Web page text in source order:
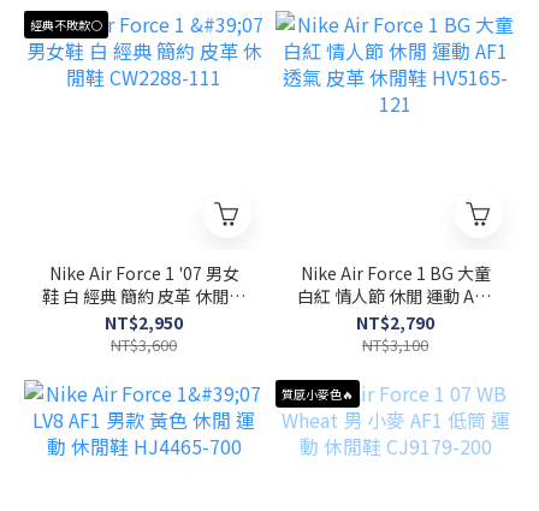
經典不敗款⚪
Nike Air Force 1 '07 男女
鞋 白 經典 簡約 皮革 休閒鞋
CW2288-111
NT$2,950
NT$3,600
Nike Air Force 1 BG 大童
白紅 情人節 休閒 運動 AF1
透氣 皮革 休閒鞋 HV5165-
121
NT$2,790
NT$3,100
質感小麥色🔥